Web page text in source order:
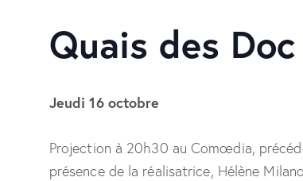
Quais des
Jeudi 16 octobre
Projection à 20h30 au Comœdia,
présence de la réalisatrice, Hélène Milano